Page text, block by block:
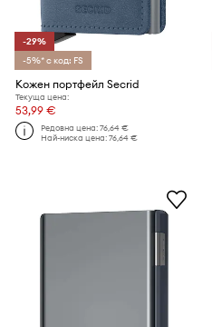
-29%
-5%* с код: FS
Кожен портфейл Secrid
Текуща цена:
53,99 €
Редовна цена:76,64 €
Най-ниска цена:76,64 €